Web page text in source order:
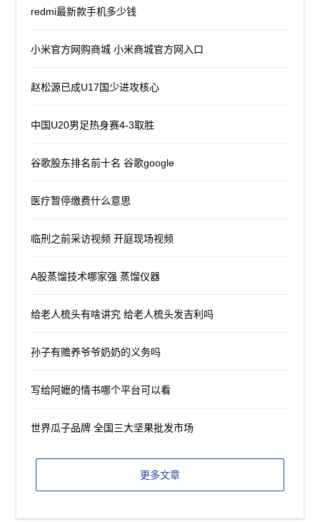
redmi最新款手机多少钱
小米官方网购商城 小米商城官方网入口
赵松源已成U17国少进攻核心
中国U20男足热身赛4-3取胜
谷歌股东排名前十名 谷歌google
医疗暂停缴费什么意思
临刑之前采访视频 开庭现场视频
A股蒸馏技术哪家强 蒸馏仪器
给老人梳头有啥讲究 给老人梳头发吉利吗
孙子有赡养爷爷奶奶的义务吗
写给阿嬷的情书哪个平台可以看
世界瓜子品牌 全国三大坚果批发市场
更多文章